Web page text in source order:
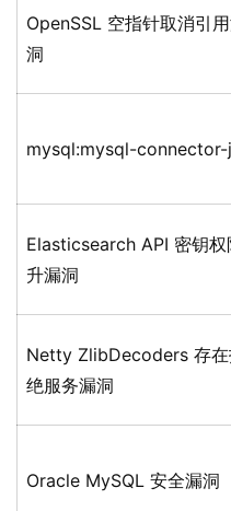
OpenSSL 空指针取消引
洞
mysql:mysql-connector-
Elasticsearch API 密钥权
升漏洞
Netty ZlibDecoders 存
绝服务漏洞
Oracle MySQL 安全漏洞